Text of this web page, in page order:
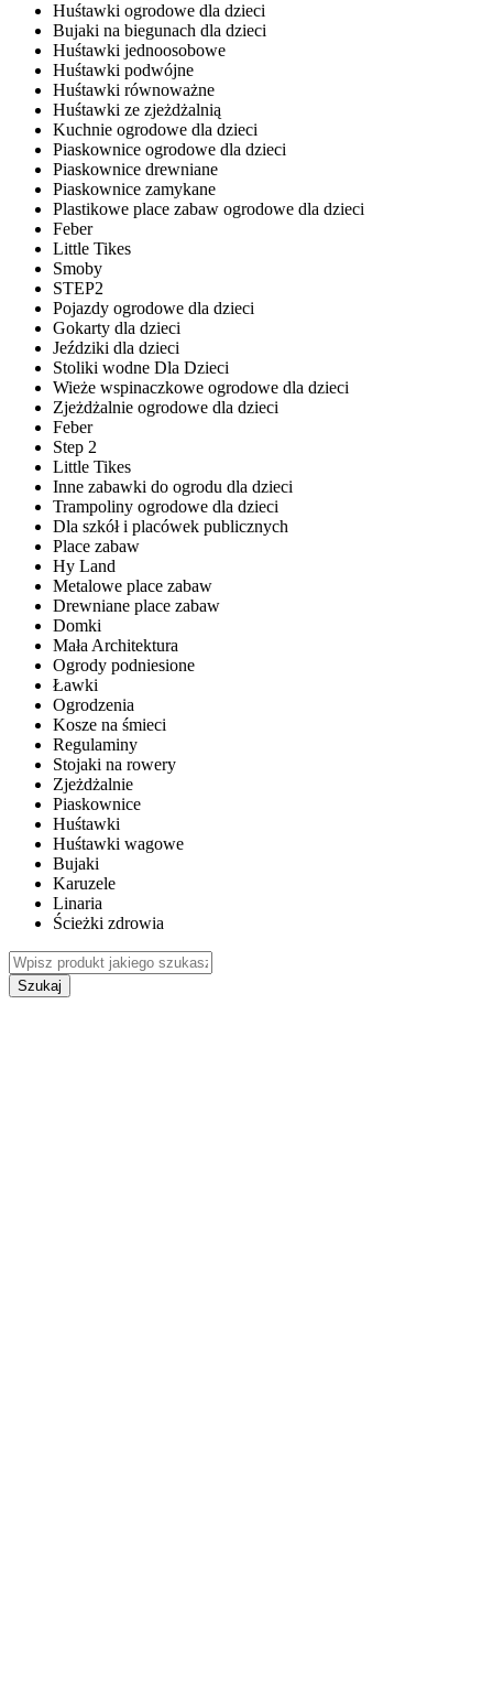
Huśtawki ogrodowe dla dzieci
Bujaki na biegunach dla dzieci
Huśtawki jednoosobowe
Huśtawki podwójne
Huśtawki równoważne
Huśtawki ze zjeżdżalnią
Kuchnie ogrodowe dla dzieci
Piaskownice ogrodowe dla dzieci
Piaskownice drewniane
Piaskownice zamykane
Plastikowe place zabaw ogrodowe dla dzieci
Feber
Little Tikes
Smoby
STEP2
Pojazdy ogrodowe dla dzieci
Gokarty dla dzieci
Jeździki dla dzieci
Stoliki wodne Dla Dzieci
Wieże wspinaczkowe ogrodowe dla dzieci
Zjeżdżalnie ogrodowe dla dzieci
Feber
Step 2
Little Tikes
Inne zabawki do ogrodu dla dzieci
Trampoliny ogrodowe dla dzieci
Dla szkół i placówek publicznych
Place zabaw
Hy Land
Metalowe place zabaw
Drewniane place zabaw
Domki
Mała Architektura
Ogrody podniesione
Ławki
Ogrodzenia
Kosze na śmieci
Regulaminy
Stojaki na rowery
Zjeżdżalnie
Piaskownice
Huśtawki
Huśtawki wagowe
Bujaki
Karuzele
Linaria
Ścieżki zdrowia
Szukaj